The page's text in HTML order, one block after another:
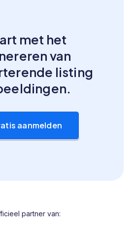
met het
van
listing
aanmelden
partner van: